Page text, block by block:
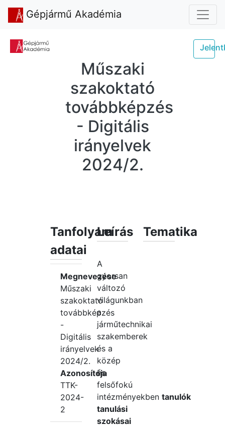
Gépjármű Akadémia
Műszaki
szakoktató
továbbképzés
- Digitális
irányelvek
2024/2.
Tanfolyam
adatai
Megnevezése
Műszaki
szakoktató
továbbképzés
-
Digitális
irányelvek
2024/2.
Azonosítója
TTK-
2024-
2
Leírás
A
gyorsan
változó
világunkban
a
járműtechnikai
szakemberek
és a
közép
és
felsőfokú
intézményekben tanulók
tanulási
szokásai
Tematika